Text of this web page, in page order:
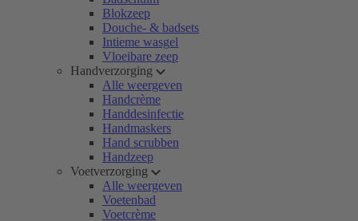
Blokzeep
Douche- & badsets
Intieme wasgel
Vloeibare zeep
Handverzorging
Alle weergeven
Handcrème
Handdesinfectie
Handmaskers
Hand scrubben
Handzeep
Voetverzorging
Alle weergeven
Voetenbad
Voetcrème